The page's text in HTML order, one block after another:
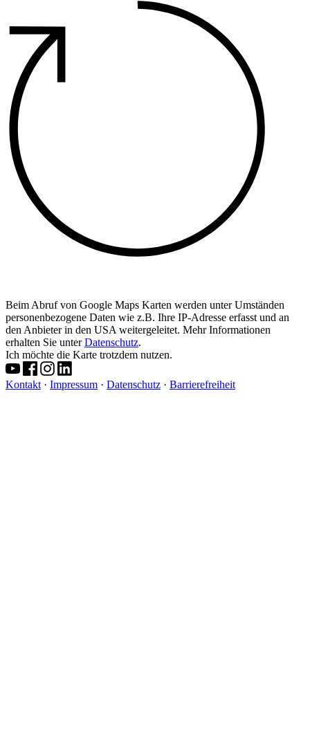
Beim Abruf von Google Maps Karten werden unter Umständen
personenbezogene Daten wie z.B. Ihre IP-Adresse erfasst und an
den Anbieter in den USA weitergeleitet. Mehr Informationen
erhalten Sie unterDatenschutz.
Ich möchte die Karte trotzdem nutzen.
Kontakt · Impressum · Datenschutz · Barrierefreiheit